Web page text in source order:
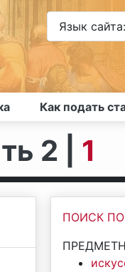
Язык сайта:
Как подать
2 | 1
ПОИСК